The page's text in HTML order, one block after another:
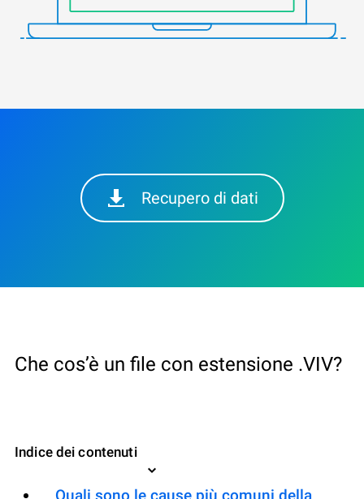
Recupero di dati
Che cos’è un file con estensione .VIV?
Indice dei contenuti
Quali sono le cause più comuni della